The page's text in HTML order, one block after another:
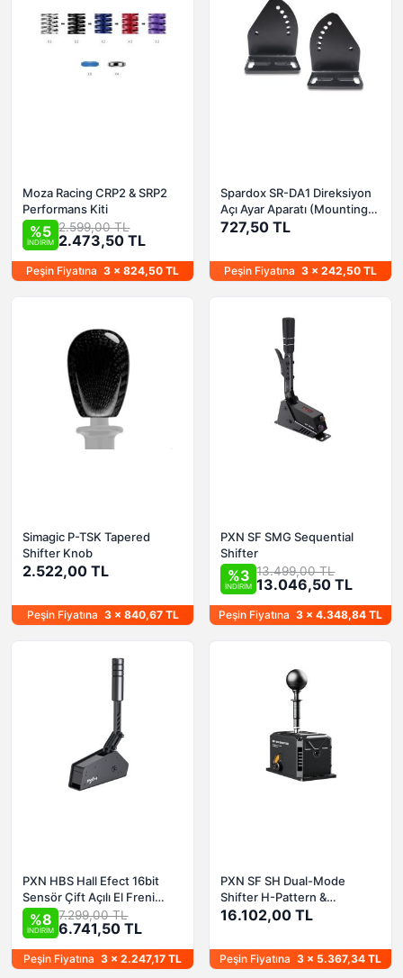
Moza Racing CRP2 & SRP2
Performans Kiti
%5
İNDİRİM
2.599,00 TL
2.473,50 TL
Peşin Fiyatına 3 x 824,50 TL
Spardox SR-DA1 Direksiyon
Açı Ayar Aparatı (Mounting
Brackets)
727,50 TL
Peşin Fiyatına 3 x 242,50 TL
Simagic P-TSK Tapered
Shifter Knob
2.522,00 TL
Peşin Fiyatına 3 x 840,67 TL
PXN SF SMG Sequential
Shifter
%3
İNDİRİM
13.499,00 TL
13.046,50 TL
Peşin Fiyatına 3 x 4.348,84 TL
PXN HBS Hall Efect 16bit
Sensör Çift Açılı El Freni
(PC)
%8
İNDİRİM
7.299,00 TL
6.741,50 TL
Peşin Fiyatına 3 x 2.247,17 TL
PXN SF SH Dual-Mode
Shifter H-Pattern &
Sequential (PC)
16.102,00 TL
Peşin Fiyatına 3 x 5.367,34 TL